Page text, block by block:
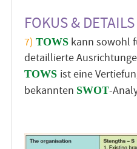
FOKUS & DETAILS
7) TOWSkann sowohl
detaillierte
TOWS ist eine
bekannten SWOT-